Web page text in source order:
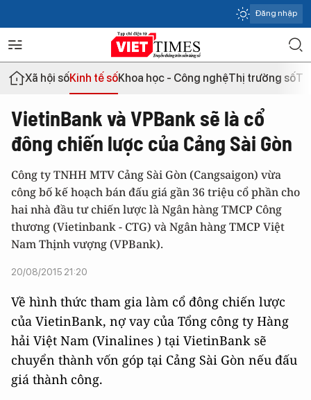
Đăng nhập
Xã hội sốKinh tế sốKhoa học - Công nghệThị trường số
VietinBank và VPBank sẽ là cổ
đông chiến lược của Cảng Sài Gòn
Công ty TNHH MTV Cảng Sài Gòn (Cangsaigon) vừa
công bố kế hoạch bán đấu giá gần 36 triệu cổ phần cho
hai nhà đầu tư chiến lược là Ngân hàng TMCP Công
thương (Vietinbank - CTG) và Ngân hàng TMCP Việt
Nam Thịnh vượng (VPBank).
20/08/2015 21:20
Về hình thức tham gia làm cổ đông chiến lược
của VietinBank, nợ vay của Tổng công ty Hàng
hải Việt Nam (Vinalines ) tại VietinBank sẽ
chuyển thành vốn góp tại Cảng Sài Gòn nếu đấu
giá thành công.